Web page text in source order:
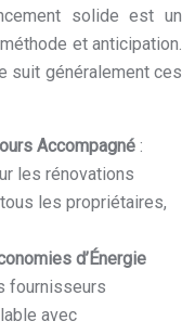
solide est un
et anticipation.
suit généralement ces
Accompagné :
les rénovations
les propriétaires,
d’Énergie
fournisseurs
avec